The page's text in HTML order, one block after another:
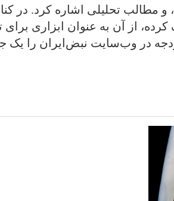
و مطالب تحلیلی اشاره کرد. در
از آن به عنوان ابزاری
در وب‌سایت نبض‌ایران را یک